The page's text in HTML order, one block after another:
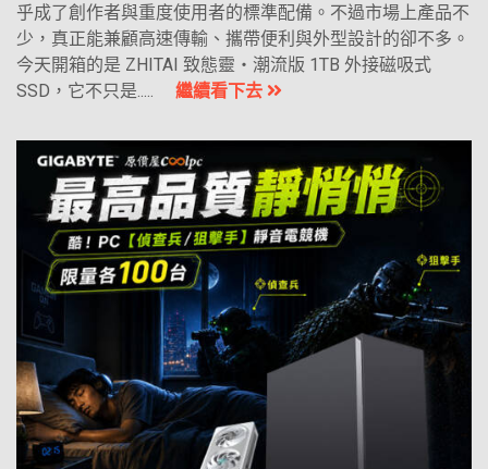
乎成了創作者與重度使用者的標準配備。不過市場上產品不
少，真正能兼顧高速傳輸、攜帶便利與外型設計的卻不多。
今天開箱的是 ZHITAI 致態靈・潮流版 1TB 外接磁吸式
SSD，它不只是..... 繼續看下去